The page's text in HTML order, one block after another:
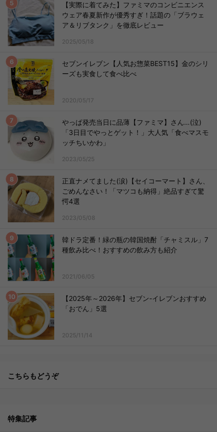
【実際に着てみた】ファミマのコンビニエンス
ウェア春夏新作が優秀すぎ！話題の「ブラウェ
ア＆リブタンク」を徹底レビュー
2025/05/18
セブンイレブン【人気お惣菜BEST15】金のシリ
ーズも実食して食べ比べ
2020/05/17
やっぱ発売当日に品薄【ファミマ】さん…(泣)
「3日目でやっとゲット！」大人気「食べマスモ
ッチちいかわ」
2023/05/25
正直ナメてました(涙)【セイコーマート】さん、
ごめんなさい！「マツコも納得」絶品すぎて驚
愕4選
2023/05/08
韓ドラ定番！緑の瓶の韓国焼酎「チャミスル」7
種飲み比べ！おすすめの飲み方も紹介
2021/06/05
【2025年～2026年】セブン-イレブンおすすめ
「おでん」5選
2025/11/14
こちらもどうぞ
特集記事